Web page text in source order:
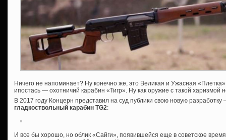
Ничего не напоминает? Ну конечно же, это Великая и Ужасная
ипостась — охотничий карабин «Тигр». Ну как оружие с такой харизмой
В 2017 году Концерн представил на суд публики свою новую
гладкоствольный карабин TG2:
И все бы хорошо, но облик «Сайги», появившейся еще в советское